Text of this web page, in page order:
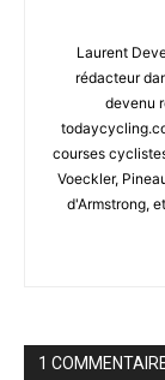
Laurent
rédacteur
devenu
courses
Voeckler,
d'Armstrong,
1